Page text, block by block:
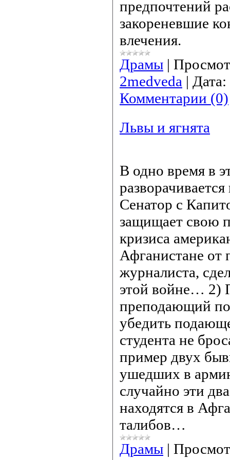
предпочтений
закореневшие
влечения.
Драмы |
2medveda | Дата:
Комментарии (0)
Львы и ягнята
В одно время в
Сенатор с
защищает свою
кризиса
Афганистане от
журналиста,
этой войне… 2)
преподающий
убедить
студента не
пример двух
ушедших в
случайно эти
находятся в
талибов…
Драмы |